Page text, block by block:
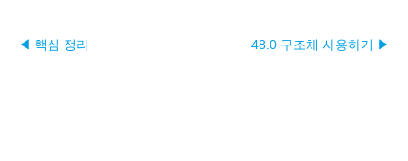
◀ 핵심 정리 48.0 구조체 사용하기 ▶︎